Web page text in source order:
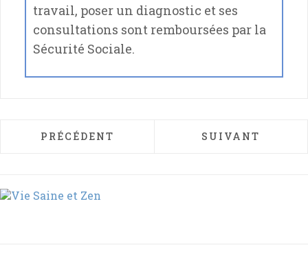
travail, poser un diagnostic et ses
consultations sont remboursées par la
Sécurité Sociale.
ARTICLE PRÉCÉDENT : ANNONCER LE
PRÉCÉDENT ARTICLE
SUIVANT